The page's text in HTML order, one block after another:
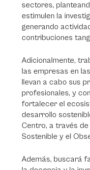
sectores,
estimulen la
generando
contribuciones
Adicionalmente,
las empresas en
llevan a cabo sus
profesionales, y
fortalecer el
desarrollo
Centro, a través
Sostenible y el
Además, buscará